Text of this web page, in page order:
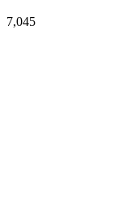
7,045